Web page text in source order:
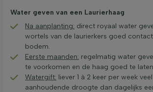
Water geven van een Laurierhaag
Na aanplanting: direct royaal water
wortels van de laurierkers goed
bodem.
Eerste maanden: regelmatig water
te voorkomen en de haag goed te
Watergift: liever 1 à 2 keer per week
aanhoudende droogte dan dagelijks